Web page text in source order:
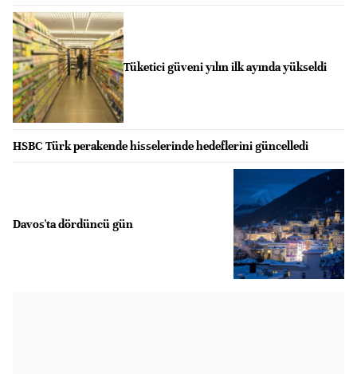
Tüketici güveni yılın ilk ayında yükseldi
HSBC Türk perakende hisselerinde hedeflerini güncelledi
Davos'ta dördüncü gün